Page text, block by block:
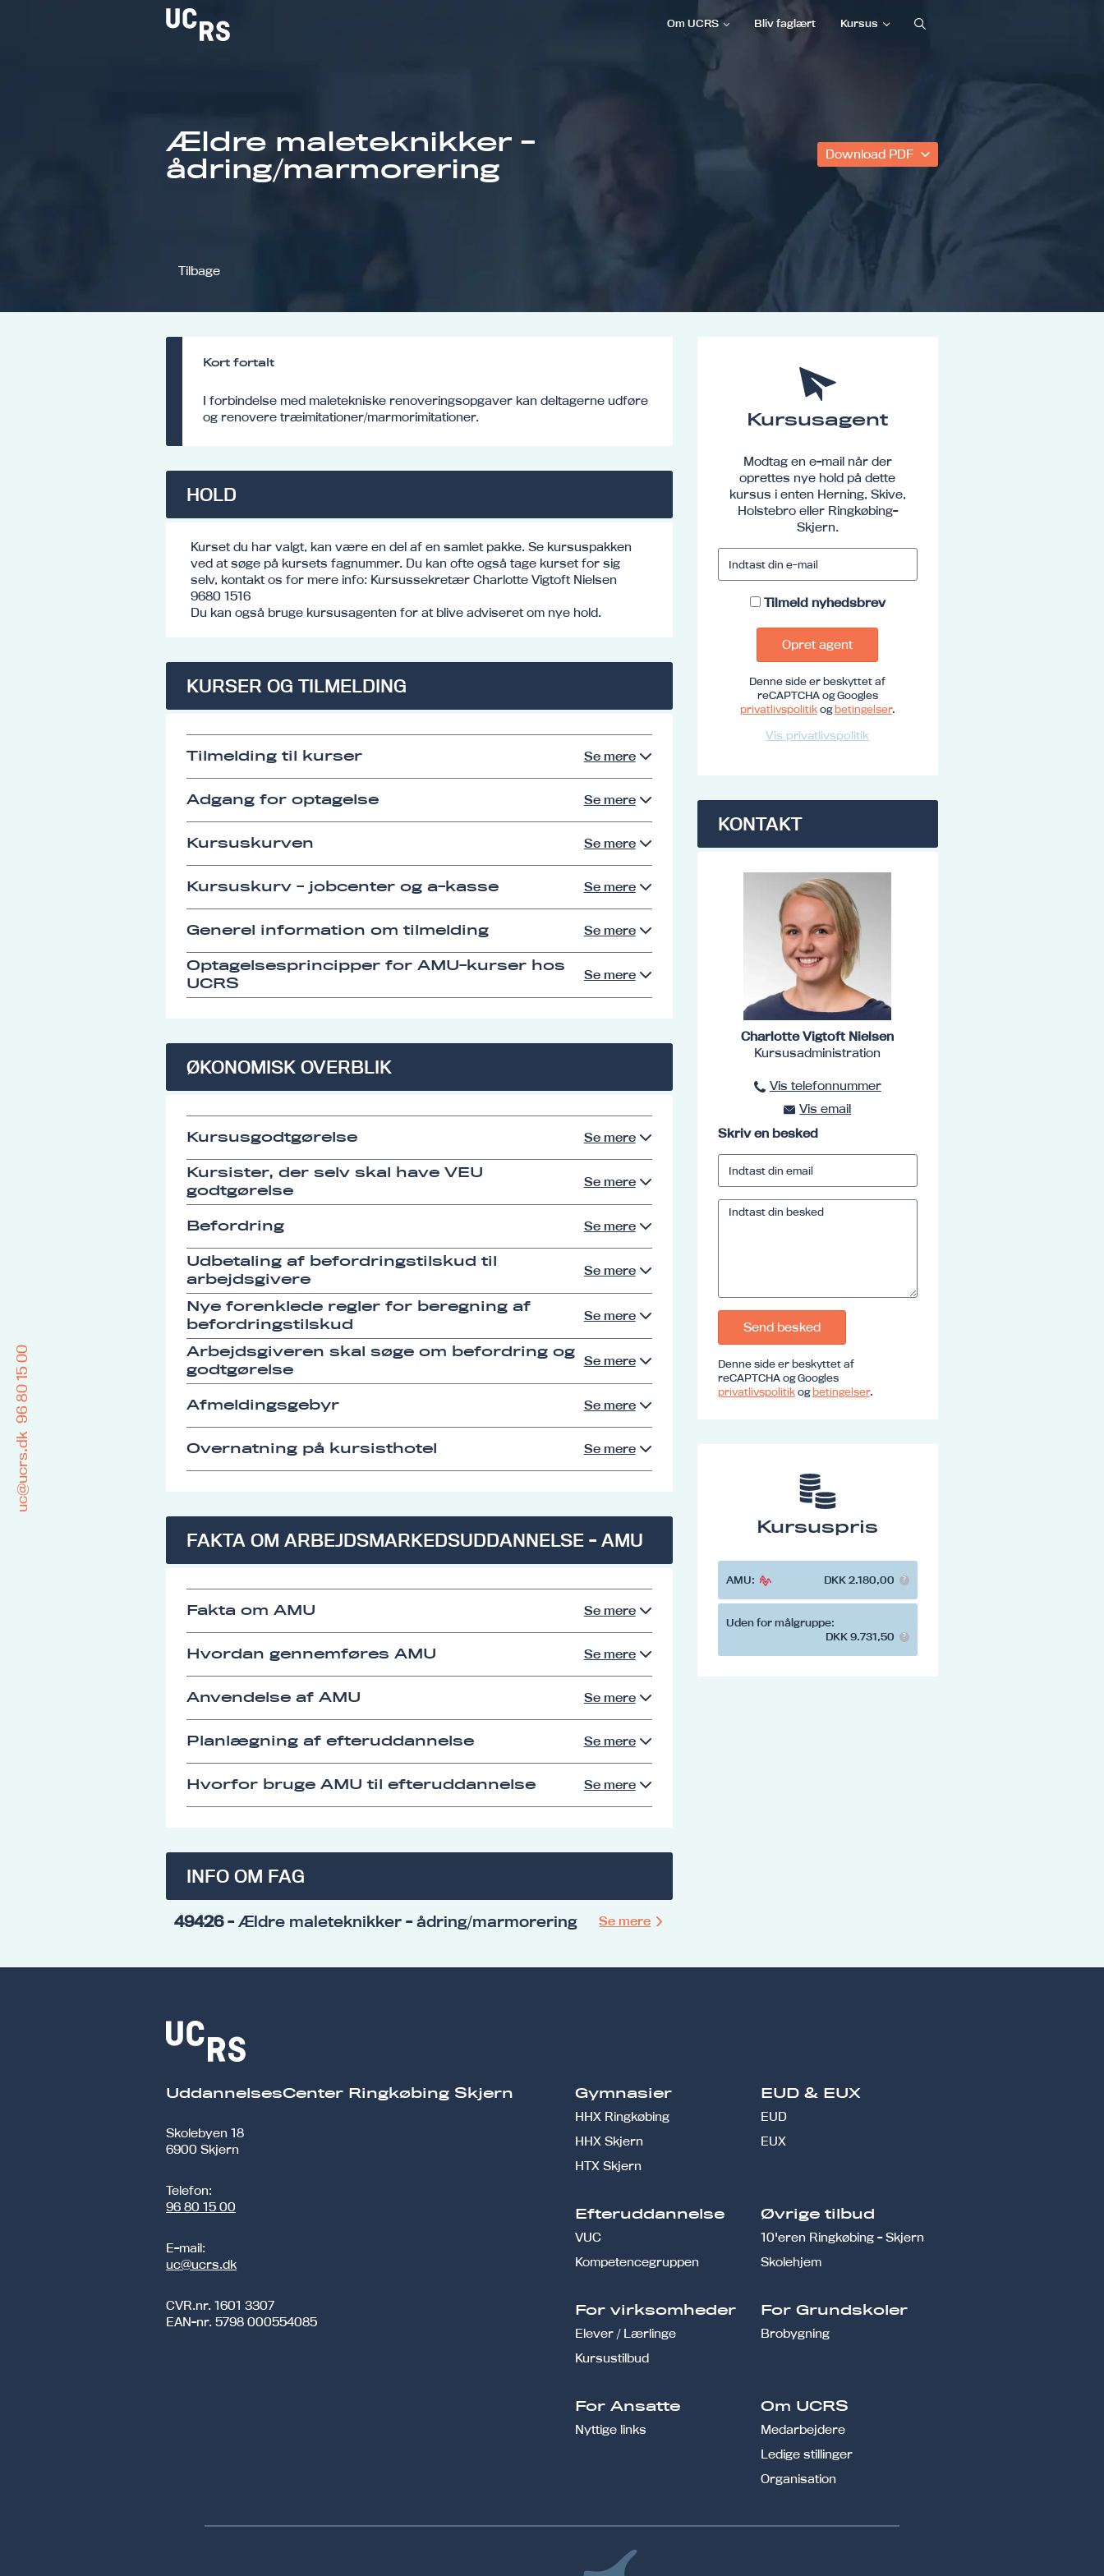
Om UCRS Bliv faglært Kursus
Ældre maleteknikker -
ådring/marmorering
Download PDF
Tilbage
Kort fortalt
I forbindelse med maletekniske renoveringsopgaver kan deltagerne udføre
og renovere træimitationer/marmorimitationer.
HOLD
Kurset du har valgt, kan være en del af en samlet pakke. Se kursuspakken
ved at søge på kursets fagnummer. Du kan ofte også tage kurset for sig
selv, kontakt os for mere info: Kursussekretær Charlotte Vigtoft Nielsen
9680 1516
Du kan også bruge kursusagenten for at blive adviseret om nye hold.
KURSER OG TILMELDING
Tilmelding til kurser Se mere
Adgang for optagelse Se mere
Kursuskurven Se mere
Kursuskurv - jobcenter og a-kasse Se mere
Generel information om tilmelding Se mere
Optagelsesprincipper for AMU-kurser hos
UCRS
Se mere
ØKONOMISK OVERBLIK
Kursusgodtgørelse Se mere
Kursister, der selv skal have VEU
godtgørelse
Se mere
Befordring Se mere
Udbetaling af befordringstilskud til
arbejdsgivere
Se mere
Nye forenklede regler for beregning af
befordringstilskud
Se mere
Arbejdsgiveren skal søge om befordring og
godtgørelse
Se mere
Afmeldingsgebyr Se mere
Overnatning på kursisthotel Se mere
FAKTA OM ARBEJDSMARKEDSUDDANNELSE - AMU
Fakta om AMU Se mere
Hvordan gennemføres AMU Se mere
Anvendelse af AMU Se mere
Planlægning af efteruddannelse Se mere
Hvorfor bruge AMU til efteruddannelse Se mere
INFO OM FAG
49426- Ældre maleteknikker - ådring/marmorering Se mere
Kursusagent
Modtag en e-mail når der
oprettes nye hold på dette
kursus i enten Herning, Skive,
Holstebro eller Ringkøbing-
Skjern.
Tilmeld nyhedsbrev
Opret agent
Denne side er beskyttet af
reCAPTCHA og Googles
privatlivspolitikogbetingelser.
Vis privatlivspolitik
KONTAKT
Charlotte Vigtoft Nielsen
Kursusadministration
Vis telefonnummer
96801516
Vis emailkursus@ucrs.dk
Skriv en besked
Send besked
Denne side er beskyttet af
reCAPTCHA og Googles
privatlivspolitikogbetingelser.
Kursuspris
AMU: DKK 2.180,00
Uden for målgruppe:
DKK 9.731,50
UddannelsesCenter Ringkøbing Skjern
Skolebyen 18
6900 Skjern
Telefon:
96 80 15 00
E-mail:
uc@ucrs.dk
CVR.nr. 1601 3307
EAN-nr. 5798 000554085
Gymnasier
HHX Ringkøbing
HHX Skjern
HTX Skjern
EUD & EUX
EUD
EUX
Efteruddannelse
VUC
Kompetencegruppen
Øvrige tilbud
10'eren Ringkøbing - Skjern
Skolehjem
For virksomheder
Elever / Lærlinge
Kursustilbud
For Grundskoler
Brobygning
For Ansatte
Nyttige links
Om UCRS
Medarbejdere
Ledige stillinger
Organisation
uc@ucrs.dk
96 80 15 00